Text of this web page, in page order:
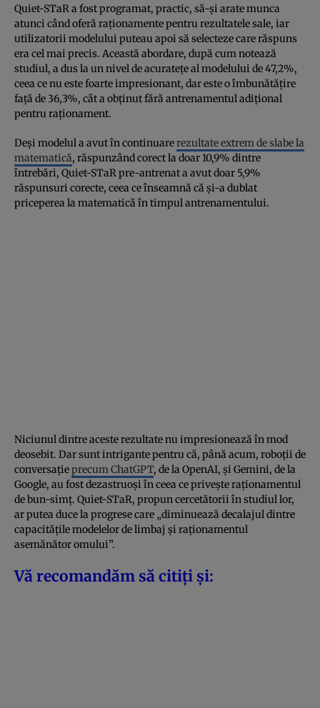
Quiet-STaR a fost programat, practic, să-și arate munca
atunci când oferă raționamente pentru rezultatele sale, iar
utilizatorii modelului puteau apoi să selecteze care răspuns
era cel mai precis. Această abordare, după cum notează
studiul, a dus la un nivel de acuratețe al modelului de 47,2%,
ceea ce nu este foarte impresionant, dar este o îmbunătățire
față de 36,3%, cât a obținut fără antrenamentul adițional
pentru raționament.
Deși modelul a avut în continuarerezultate extrem de slabe la
matematică, răspunzând corect la doar 10,9% dintre
întrebări, Quiet-STaR pre-antrenat a avut doar 5,9%
răspunsuri corecte, ceea ce înseamnă că și-a dublat
priceperea la matematică în timpul antrenamentului.
Niciunul dintre aceste rezultate nu impresionează în mod
deosebit. Dar sunt intrigante pentru că, până acum, roboții de
conversațieprecum ChatGPT, de la OpenAI, și Gemini, de la
Google, au fost dezastruoși în ceea ce privește raționamentul
de bun-simț. Quiet-STaR, propun cercetătorii în studiul lor,
ar putea duce la progrese care „diminuează decalajul dintre
capacitățile modelelor de limbaj și raționamentul
asemănător omului”.
Vă recomandăm să citiți și: